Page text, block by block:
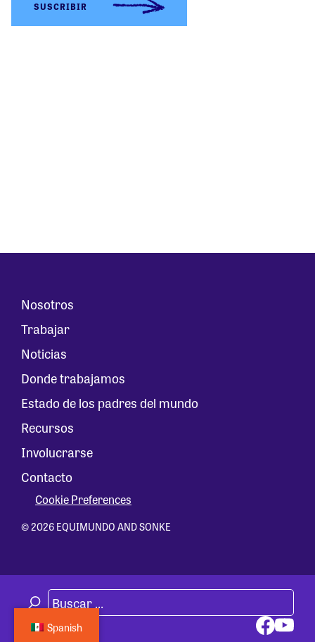
Nosotros
Trabajar
Noticias
Donde trabajamos
Estado de los padres del mundo
Recursos
Involucrarse
Contacto
Cookie Preferences
© 2026 EQUIMUNDO AND SONKE
Spanish